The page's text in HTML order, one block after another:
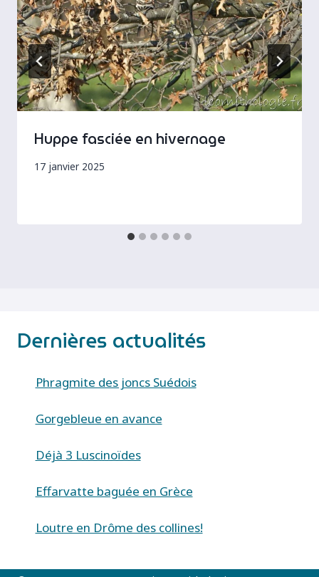
Huppe fasciée en hivernage
17 janvier 2025
Dernières actualités
Phragmite des joncs Suédois
Gorgebleue en avance
Déjà 3 Luscinoïdes
Effarvatte baguée en Grèce
Loutre en Drôme des collines!